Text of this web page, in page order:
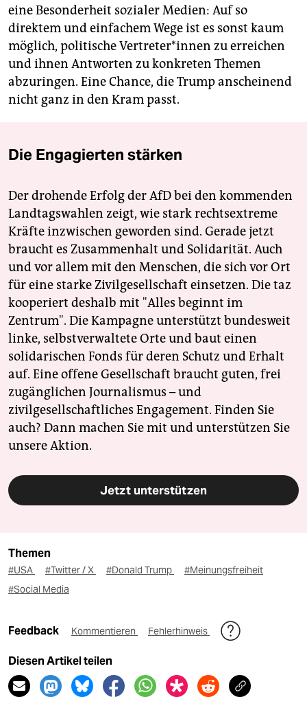
eine Besonderheit sozialer Medien: Auf so
direktem und einfachem Wege ist es sonst kaum
möglich, politische Vertreter*innen zu erreichen
und ihnen Antworten zu konkreten Themen
abzuringen. Eine Chance, die Trump anscheinend
nicht ganz in den Kram passt.
Die Engagierten stärken
Der drohende Erfolg der AfD bei den kommenden
Landtagswahlen zeigt, wie stark rechtsextreme
Kräfte inzwischen geworden sind. Gerade jetzt
braucht es Zusammenhalt und Solidarität. Auch
und vor allem mit den Menschen, die sich vor Ort
für eine starke Zivilgesellschaft einsetzen. Die taz
kooperiert deshalb mit "Alles beginnt im
Zentrum". Die Kampagne unterstützt bundesweit
linke, selbstverwaltete Orte und baut einen
solidarischen Fonds für deren Schutz und Erhalt
auf. Eine offene Gesellschaft braucht guten, frei
zugänglichen Journalismus – und
zivilgesellschaftliches Engagement. Finden Sie
auch? Dann machen Sie mit und unterstützen Sie
unsere Aktion.
Jetzt unterstützen
Themen
#USA #Twitter / X #Donald Trump
#Meinungsfreiheit
#Social Media
Feedback Kommentieren Fehlerhinweis
Diesen Artikel teilen